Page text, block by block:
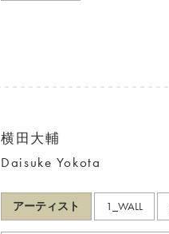
横田大輔
Daisuke Yokota
アーティスト 1_WALL